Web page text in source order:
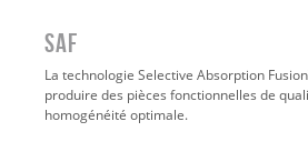
SAF
La technologie Selective Absorption
produire des pièces fonctionnelles de
homogénéité optimale.